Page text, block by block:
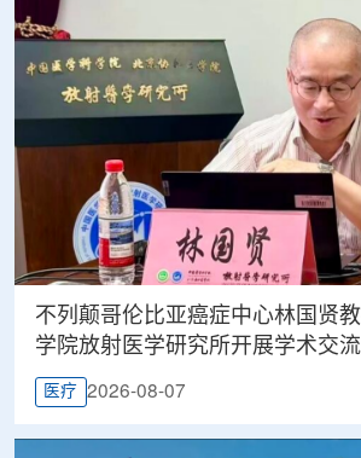
不列颠哥伦比亚癌症中心林国贤
学院放射医学研究所开展学术交流
医疗 2026-08-07